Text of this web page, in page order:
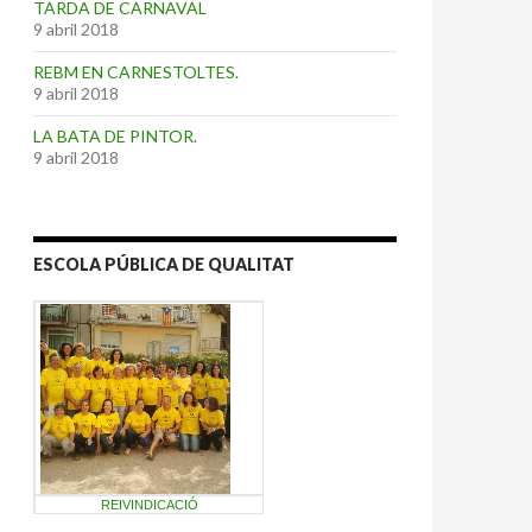
TARDA DE CARNAVAL
9 abril 2018
REBM EN CARNESTOLTES.
9 abril 2018
LA BATA DE PINTOR.
9 abril 2018
ESCOLA PÚBLICA DE QUALITAT
REIVINDICACIÓ